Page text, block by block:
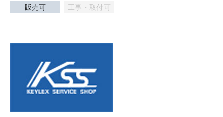
販売可 工事・取付可